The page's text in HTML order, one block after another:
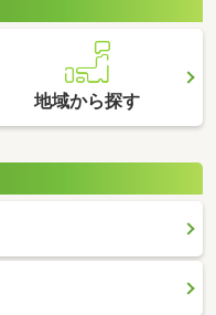
地域から探す